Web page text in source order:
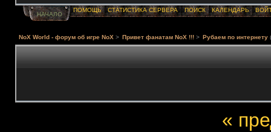
НАЧАЛО
ПОМОЩЬ СТАТИСТИКА СЕРВЕРА ПОИСК КАЛЕНДАРЬ
NoX World - форум об игре NoX > Привет фанатам NoX !!! > Рубаем по интернету
«